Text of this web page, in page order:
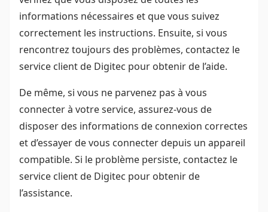
informations nécessaires et que vous suivez
correctement les instructions. Ensuite, si vous
rencontrez toujours des problèmes, contactez le
service client de Digitec pour obtenir de l’aide.
De même, si vous ne parvenez pas à vous
connecter à votre service, assurez-vous de
disposer des informations de connexion correctes
et d’essayer de vous connecter depuis un appareil
compatible. Si le problème persiste, contactez le
service client de Digitec pour obtenir de
l’assistance.